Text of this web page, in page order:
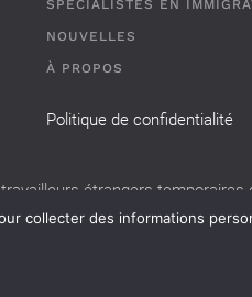
SPÉCIALISTES EN
NOUVELLES
À PROPOS
Politique de confidentialité
étrangers temporaires
collecter des informations